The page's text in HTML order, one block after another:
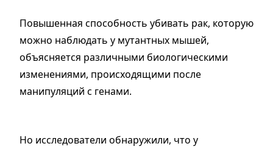
Повышенная способность убивать рак, которую
можно наблюдать у мутантных мышей,
объясняется различными биологическими
изменениями, происходящими после
манипуляций с генами.
Но исследователи обнаружили, что у